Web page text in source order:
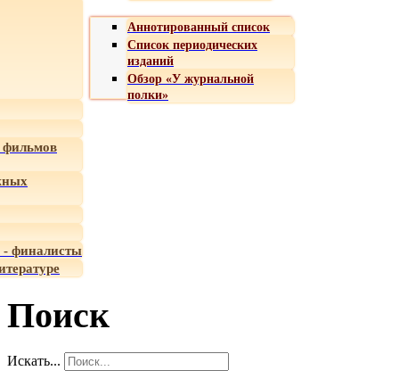
Аннотированный список
Список периодических
изданий
Обзор «У журнальной
полки»
- финалисты
Поиск
Искать...